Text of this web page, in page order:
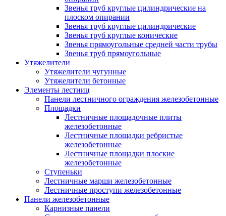
Звенья труб круглые цилиндрические на
плоском опирании
Звенья труб круглые цилиндрические
Звенья труб круглые конические
Звенья прямоугольные средней части трубы
Звенья труб прямоугольные
Утяжелители
Утяжелители чугунные
Утяжелители бетонные
Элементы лестниц
Панели лестничного ограждения железобетонные
Площадки
Лестничные площадочные плиты
железобетонные
Лестничные площадки ребристые
железобетонные
Лестничные площадки плоские
железобетонные
Ступеньки
Лестничные марши железобетонные
Лестничные проступи железобетонные
Панели железобетонные
Карнизные панели